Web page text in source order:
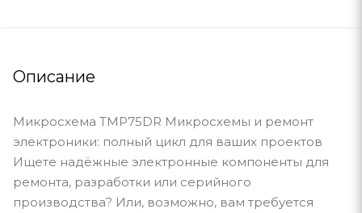
Описание
Микросхема TMP75DR Микросхемы и ремонт
электроники: полный цикл для ваших проектов
Ищете надёжные электронные компоненты для
ремонта, разработки или серийного
производства? Или, возможно, вам требуется